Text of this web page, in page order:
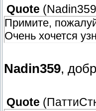
Quote (Nadin359
Примите,
Очень хочется
Nadin359,
Quote (